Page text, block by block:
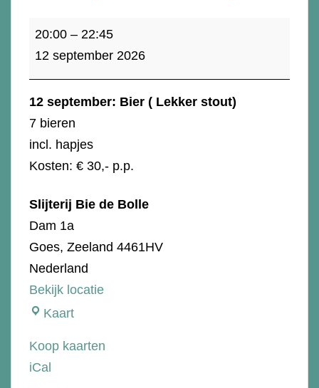
Bier
20:00 – 22:45
12 september 2026
12 september: Bier ( Lekker stout)
7 bieren
incl. hapjes
Kosten: € 30,- p.p.
Slijterij Bie de Bolle
Dam 1a
Goes, Zeeland 4461HV
Nederland
Bekijk locatie
KaartSlijterij
de
Koop kaarten
iCal